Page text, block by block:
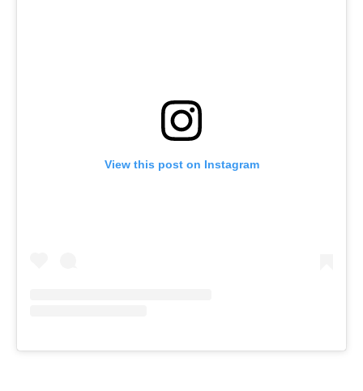
View this post on Instagram